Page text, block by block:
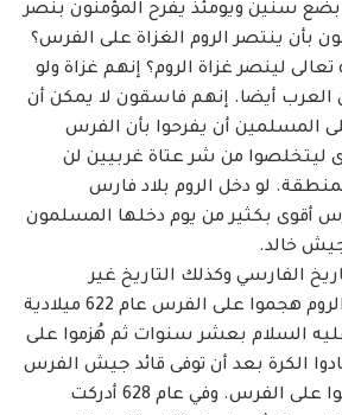
سنين ويومئذ ‏يفرح المؤمنون بنصر
بأن ينتصر الروم الغزاة على الفرس؟
لينصر غزاة الروم؟ إنهم غزاة ولو
أيضا. إنهم فاسقون لا ‏يمكن أن
المسلمين أن يفرحوا بأن الفرس
ليتخلصوا ‏من شر عتاة غربيين لن
لو دخل الروم بلاد فارس
أقوى بكثير من يوم دخلها المسلمون
خالد.
الفارسي وكذلك التاريخ غير
الإسلامي احتمالا بأن الروم هجموا ‏على الفرس عام 622 ميلادية
السلام بعشر سنوات ثم هُزموا على
الكرة بعد أن توفى قائد جيش الفرس
عام 627 ميلادية وتغلبوا على ‏الفرس. وفي عام 628 أدركت